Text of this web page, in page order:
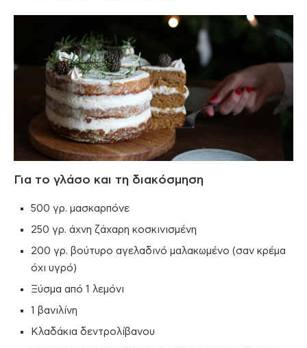
Για το γλάσο και τη διακόσμηση
500 γρ. μασκαρπόνε
250 γρ. άχνη ζάχαρη κοσκινισμένη
200 γρ. βούτυρο αγελαδινό μαλακωμένο (σαν κρέμα
όχι υγρό)
Ξύσμα από 1 λεμόνι
1 βανιλίνη
Κλαδάκια δεντρολίβανου